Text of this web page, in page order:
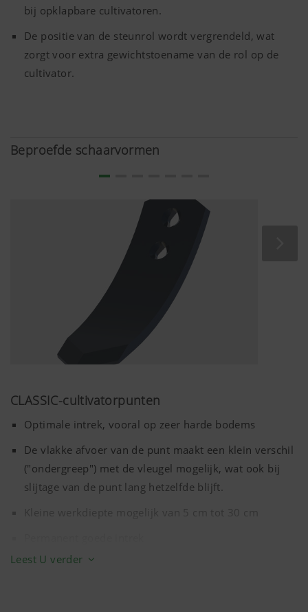
bij opklapbare cultivatoren.
De positie van de steunrol wordt vergrendeld, wat
zorgt voor extra gewichtstoename van de rol op de
cultivator.
Beproefde schaarvormen
CLASSIC-cultivatorpunten
Optimale intrek, vooral op zeer harde bodems
De vlakke afvoer van de punt maakt een klein verschil
("ondergreep") met de vleugel mogelijk, wat ook bij
slijtage van de punt lang hetzelfde blijft.
5 cm
30 cm
Bevestiging van de tanden met twee schroeven.
Leest U verder